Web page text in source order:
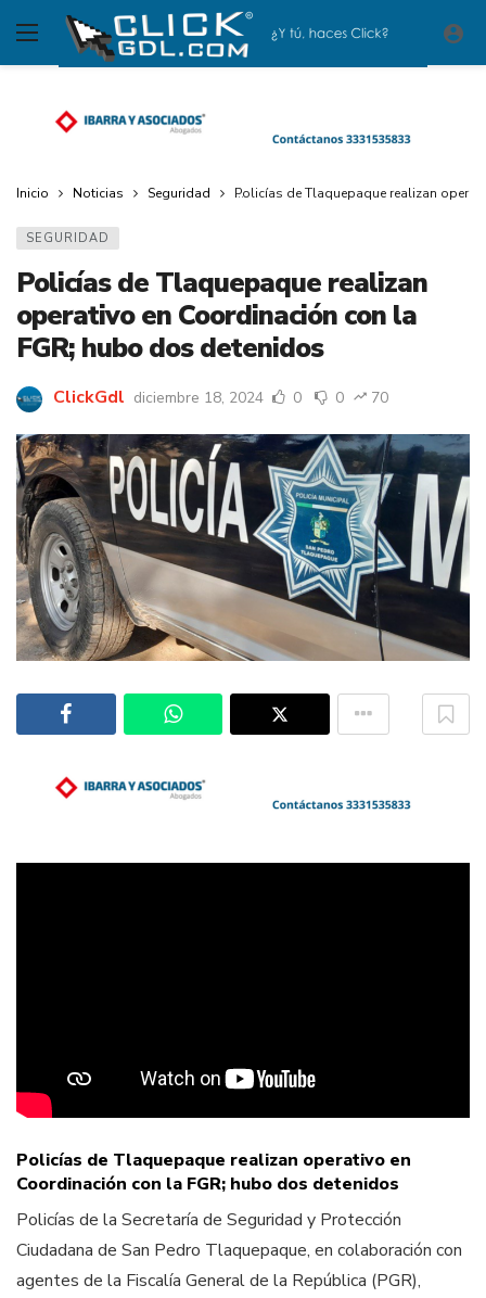
Inicio Noticias Seguridad Policías de Tlaquepaque realizan
SEGURIDAD
Policías de Tlaquepaque realizan
operativo en Coordinación con la
FGR; hubo dos detenidos
ClickGdl diciembre 18, 2024 0 0 70
Policías de Tlaquepaque realizan operativo en
Coordinación con la FGR; hubo dos detenidos
Policías de la Secretaría de Seguridad y Protección
Ciudadana de San Pedro Tlaquepaque, en colaboración con
agentes de la Fiscalía General de la República (PGR),